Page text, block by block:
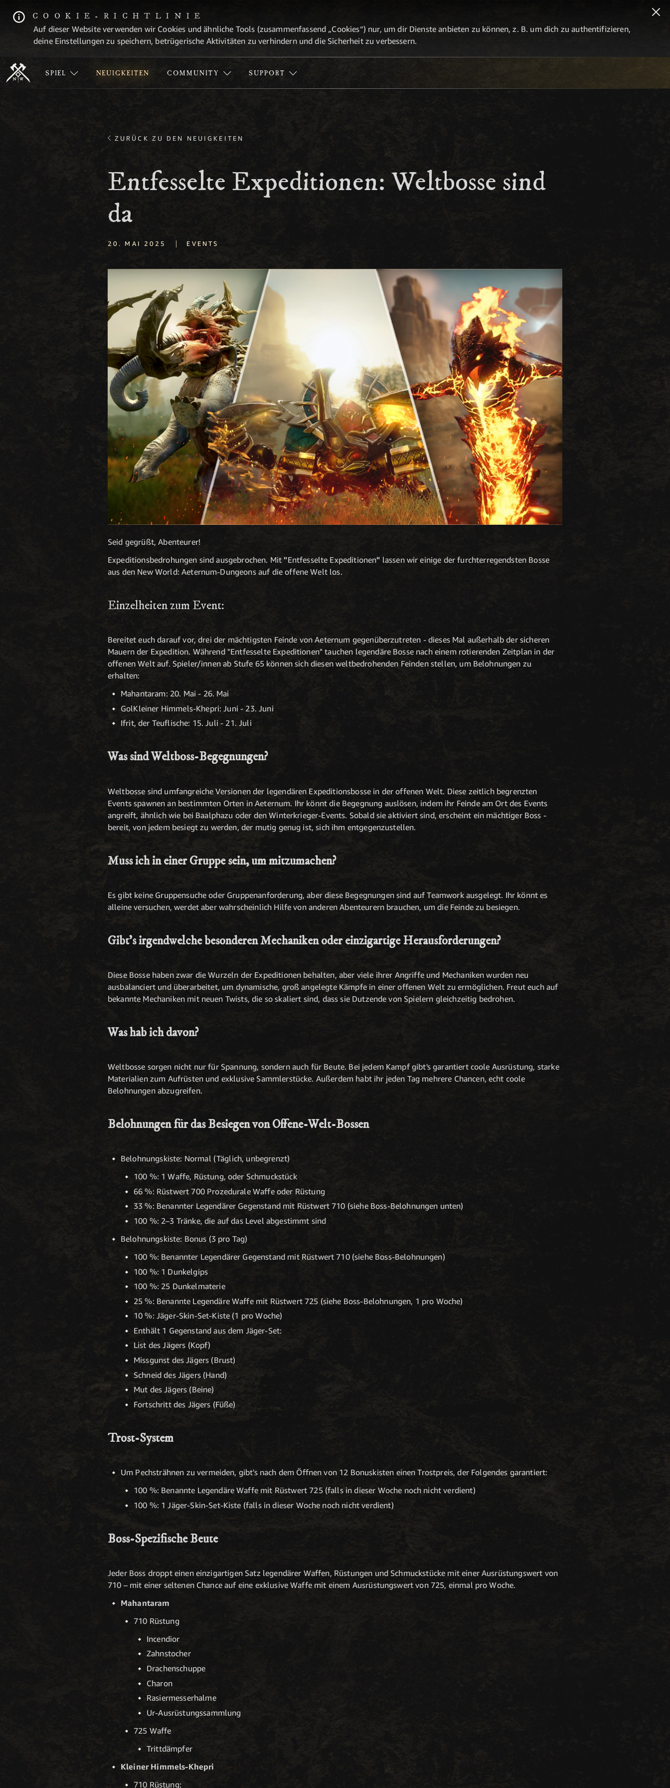
COOKIE-RICHTLINIE
Auf dieser Website verwenden wir Cookies und ähnliche Tools (zusammenfassend „Cookies“) nur, um dir Dienste anbieten zu können, z. B. um dich zu authentifizieren,
deine Einstellungen zu speichern, betrügerische Aktivitäten zu verhindern und die Sicherheit zu verbessern.
SPIEL NEUIGKEITEN COMMUNITY SUPPORT
ZURÜCK ZU DEN NEUIGKEITEN
Entfesselte Expeditionen: Weltbosse sind
da
20. MAI 2025 | EVENTS
Seid gegrüßt, Abenteurer!
Expeditionsbedrohungen sind ausgebrochen. Mit "Entfesselte Expeditionen" lassen wir einige der furchterregendsten Bosse
aus den New World: Aeternum-Dungeons auf die offene Welt los.
Einzelheiten zum Event:
Bereitet euch darauf vor, drei der mächtigsten Feinde von Aeternum gegenüberzutreten - dieses Mal außerhalb der sicheren
Mauern der Expedition. Während "Entfesselte Expeditionen" tauchen legendäre Bosse nach einem rotierenden Zeitplan in der
offenen Welt auf. Spieler/innen ab Stufe 65 können sich diesen weltbedrohenden Feinden stellen, um Belohnungen zu
erhalten:
Mahantaram: 20. Mai - 26. Mai
GolKleiner Himmels-Khepri: Juni - 23. Juni
Ifrit, der Teuflische: 15. Juli - 21. Juli
Was sind Weltboss-Begegnungen?
Weltbosse sind umfangreiche Versionen der legendären Expeditionsbosse in der offenen Welt. Diese zeitlich begrenzten
Events spawnen an bestimmten Orten in Aeternum. Ihr könnt die Begegnung auslösen, indem ihr Feinde am Ort des Events
angreift, ähnlich wie bei Baalphazu oder den Winterkrieger-Events. Sobald sie aktiviert sind, erscheint ein mächtiger Boss -
bereit, von jedem besiegt zu werden, der mutig genug ist, sich ihm entgegenzustellen.
Muss ich in einer Gruppe sein, um mitzumachen?
Es gibt keine Gruppensuche oder Gruppenanforderung, aber diese Begegnungen sind auf Teamwork ausgelegt. Ihr könnt es
alleine versuchen, werdet aber wahrscheinlich Hilfe von anderen Abenteurern brauchen, um die Feinde zu besiegen.
Gibt's irgendwelche besonderen Mechaniken oder einzigartige Herausforderungen?
Diese Bosse haben zwar die Wurzeln der Expeditionen behalten, aber viele ihrer Angriffe und Mechaniken wurden neu
ausbalanciert und überarbeitet, um dynamische, groß angelegte Kämpfe in einer offenen Welt zu ermöglichen. Freut euch auf
bekannte Mechaniken mit neuen Twists, die so skaliert sind, dass sie Dutzende von Spielern gleichzeitig bedrohen.
Was hab ich davon?
Weltbosse sorgen nicht nur für Spannung, sondern auch für Beute. Bei jedem Kampf gibt's garantiert coole Ausrüstung, starke
Materialien zum Aufrüsten und exklusive Sammlerstücke. Außerdem habt ihr jeden Tag mehrere Chancen, echt coole
Belohnungen abzugreifen.
Belohnungen für das Besiegen von Offene-Welt-Bossen
Belohnungskiste: Normal (Täglich, unbegrenzt)
100 %: 1 Waffe, Rüstung, oder Schmuckstück
66 %: Rüstwert 700 Prozedurale Waffe oder Rüstung
33 %: Benannter Legendärer Gegenstand mit Rüstwert 710 (siehe Boss-Belohnungen unten)
100 %: 2–3 Tränke, die auf das Level abgestimmt sind
Belohnungskiste: Bonus (3 pro Tag)
100 %: Benannter Legendärer Gegenstand mit Rüstwert 710 (siehe Boss-Belohnungen)
100 %: 1 Dunkelgips
100 %: 25 Dunkelmaterie
25 %: Benannte Legendäre Waffe mit Rüstwert 725 (siehe Boss-Belohnungen, 1 pro Woche)
10 %: Jäger-Skin-Set-Kiste (1 pro Woche)
Enthält 1 Gegenstand aus dem Jäger-Set:
List des Jägers (Kopf)
Missgunst des Jägers (Brust)
Schneid des Jägers (Hand)
Mut des Jägers (Beine)
Fortschritt des Jägers (Füße)
Trost-System
Um Pechsträhnen zu vermeiden, gibt's nach dem Öffnen von 12 Bonuskisten einen Trostpreis, der Folgendes garantiert:
100 %: Benannte Legendäre Waffe mit Rüstwert 725 (falls in dieser Woche noch nicht verdient)
100 %: 1 Jäger-Skin-Set-Kiste (falls in dieser Woche noch nicht verdient)
Boss-Spezifische Beute
Jeder Boss droppt einen einzigartigen Satz legendärer Waffen, Rüstungen und Schmuckstücke mit einer Ausrüstungswert von
710 – mit einer seltenen Chance auf eine exklusive Waffe mit einem Ausrüstungswert von 725, einmal pro Woche.
Mahantaram
710 Rüstung
Incendior
Zahnstocher
Drachenschuppe
Charon
Rasiermesserhalme
Ur-Ausrüstungssammlung
725 Waffe
Trittdämpfer
Kleiner Himmels-Khepri
710 Rüstung: